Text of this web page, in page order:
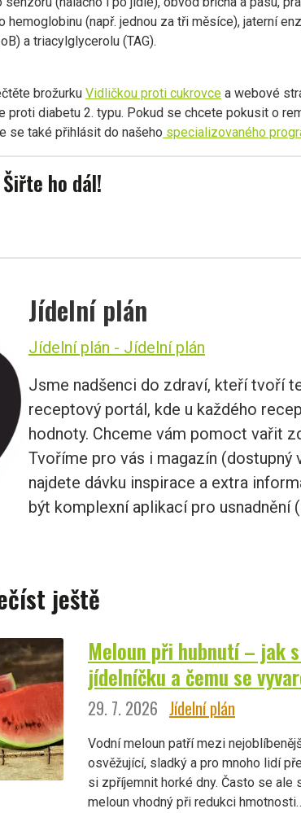
hemoglobinu (např. jednou za tři měsíce), jaterní
a triacylglycerolu (TAG).
brožurku Vidličkou proti cukrovce a webové
proti diabetu 2. typu. Pokud se chcete pokusit o
se také přihlásit do našeho specializovaného
ho dál!
Jídelní plán
Jídelní plán - Jídelní plán
Jsme nadšenci do zdraví, kteří tvoří
receptový portál, kde u každého
hodnoty. Chceme vám pomoct vařit
Tvoříme pro vás i magazín (dostupný
najdete dávku inspirace a extra
být komplexní aplikací pro usnadnění
ještě
Meloun při hubnutí – jak
jídelníčku a čemu se
29. 7. 2026 Jídelní plán
Vodní meloun patří mezi
osvěžující, sladký a pro mnoho lidí
si zpříjemnit horké dny. Často se ale
meloun vhodný při redukci